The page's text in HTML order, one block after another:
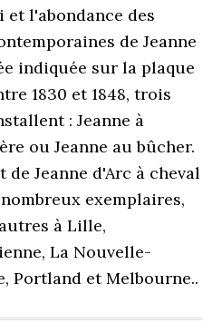
l'abondance des
de Jeanne
indiquée sur la plaque
1830 et 1848, trois
: Jeanne à
ou Jeanne au bûcher.
Jeanne d'Arc à cheval
exemplaires,
à Lille,
La Nouvelle-
Portland et Melbourne..